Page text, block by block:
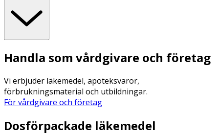
Handla som vårdgivare och företag
Vi erbjuder läkemedel, apoteksvaror,
förbrukningsmaterial och utbildningar.
För vårdgivare och företag
Dosförpackade läkemedel